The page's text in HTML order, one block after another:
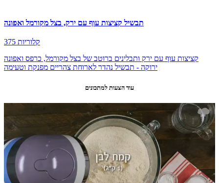
תבשיל קציצות עוף עם ירק, בצל מקורמל ואפונה
375 קלוריות
קציצות עוף עם ירק ותבלינים ברוטב של בצל מקורמל, כרפס ואפונה
ירוקה - תבשיל נהדר לארוחת צהריים מפנקת וטעימה
עוד הצעות למתכונים